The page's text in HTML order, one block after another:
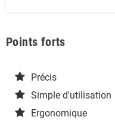
Points forts
Précis
Simple d'utilisation
Ergonomique